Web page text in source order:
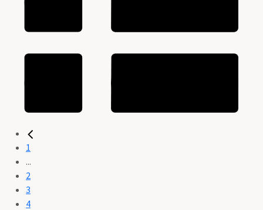
1
...
2
3
4